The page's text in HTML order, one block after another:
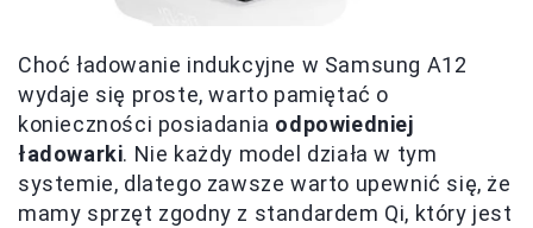
Choć ładowanie indukcyjne w Samsung A12
wydaje się proste, warto pamiętać o
konieczności posiadania odpowiedniej
ładowarki. Nie każdy model działa w tym
systemie, dlatego zawsze warto upewnić się, że
mamy sprzęt zgodny z standardem Qi, który jest